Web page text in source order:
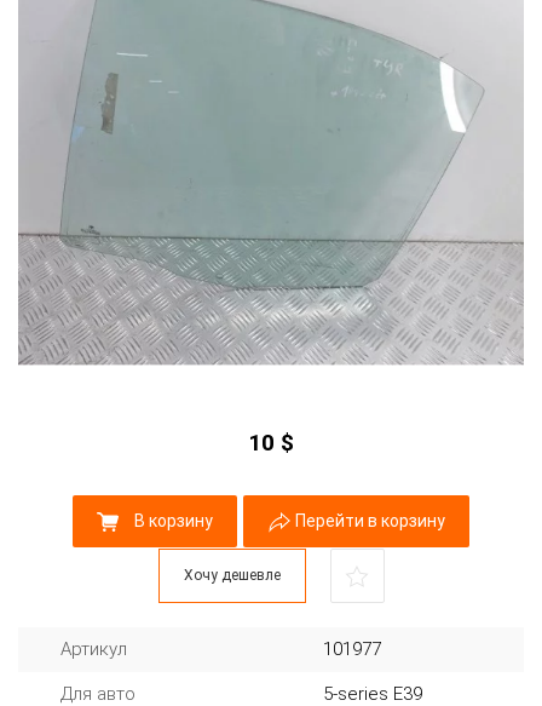
10 $
В корзину Перейти в корзину
Хочу дешевле
Артикул 101977
Для авто 5-series E39